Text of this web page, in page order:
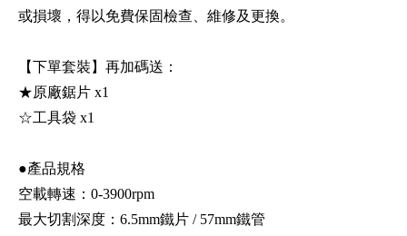
或損壞，得以免費保固檢查、維修及更換。
【下單套裝】再加碼送：
★原廠鋸片 x1
☆工具袋 x1
●產品規格
空載轉速：0-3900rpm
最大切割深度：6.5mm鐵片 / 57mm鐵管